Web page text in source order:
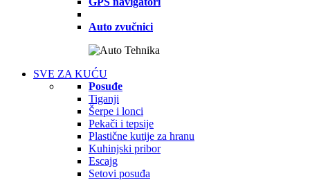
Auto zvučnici
SVE ZA KUĆU
Posuđe
Tiganji
Šerpe i lonci
Pekači i tepsije
Plastične kutije za hranu
Kuhinjski pribor
Escajg
Setovi posuđa